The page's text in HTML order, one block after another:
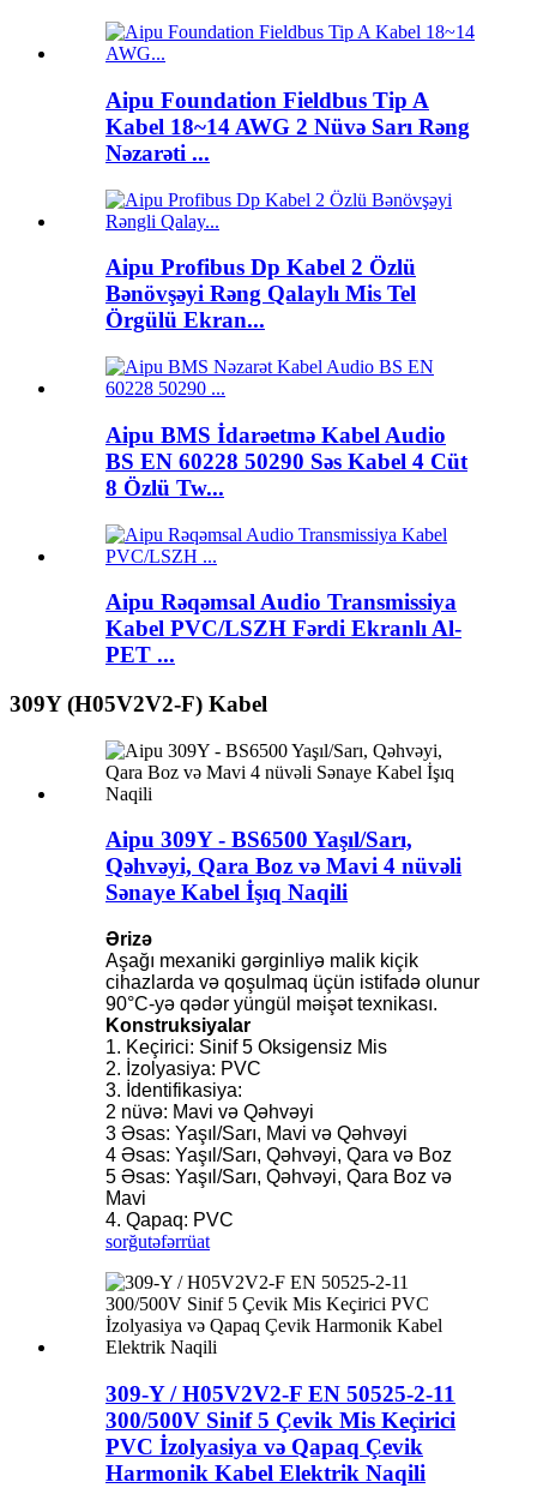
Aipu Foundation Fieldbus Tip A
Kabel 18~14 AWG 2 Nüvə Sarı Rəng
Nəzarəti ...
Aipu Profibus Dp Kabel 2 Özlü
Bənövşəyi Rəng Qalaylı Mis Tel
Örgülü Ekran...
Aipu BMS İdarəetmə Kabel Audio
BS EN 60228 50290 Səs Kabel 4 Cüt
8 Özlü Tw...
Aipu Rəqəmsal Audio Transmissiya
Kabel PVC/LSZH Fərdi Ekranlı Al-
PET ...
309Y (H05V2V2-F) Kabel
Aipu 309Y - BS6500 Yaşıl/Sarı,
Qəhvəyi, Qara Boz və Mavi 4 nüvəli
Sənaye Kabel İşıq Naqili
Ərizə
Aşağı mexaniki gərginliyə malik kiçik
cihazlarda və qoşulmaq üçün istifadə olunur
90°C-yə qədər yüngül məişət texnikası.
Konstruksiyalar
1. Keçirici: Sinif 5 Oksigensiz Mis
2. İzolyasiya: PVC
3. İdentifikasiya:
2 nüvə: Mavi və Qəhvəyi
3 Əsas: Yaşıl/Sarı, Mavi və Qəhvəyi
4 Əsas: Yaşıl/Sarı, Qəhvəyi, Qara və Boz
5 Əsas: Yaşıl/Sarı, Qəhvəyi, Qara Boz və
Mavi
4. Qapaq: PVC
sorğutəfərrüat
309-Y / H05V2V2-F EN 50525-2-11
300/500V Sinif 5 Çevik Mis Keçirici
PVC İzolyasiya və Qapaq Çevik
Harmonik Kabel Elektrik Naqili